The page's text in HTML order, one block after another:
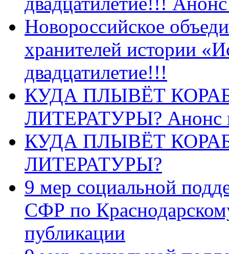
Новороссийское
хранителей истории
двадцатилетие!!!
КУДА ПЛЫВЁТ
ЛИТЕРАТУРЫ? Анонс
КУДА ПЛЫВЁТ
ЛИТЕРАТУРЫ?
9 мер социальной
СФР по
публикации